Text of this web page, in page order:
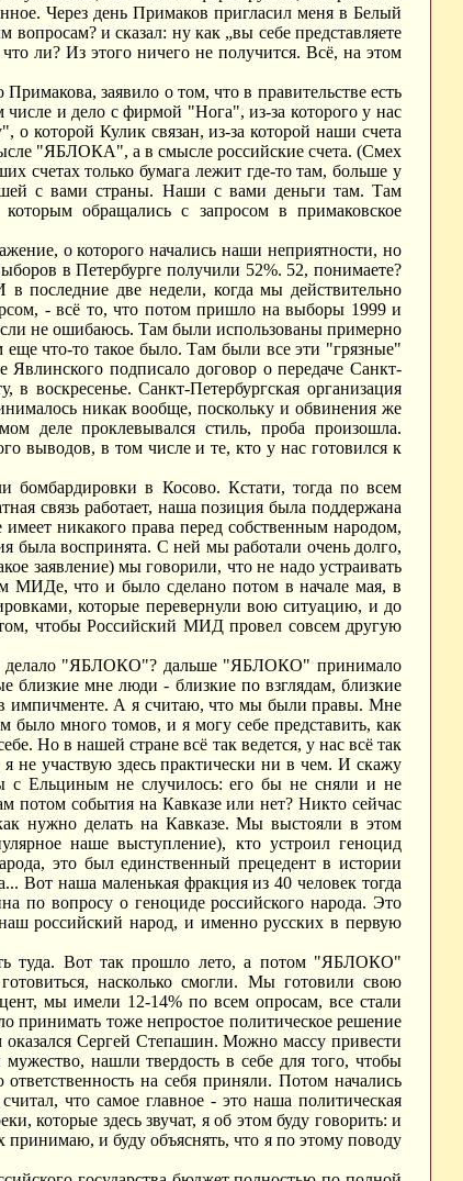
Через день Примаков пригласил меня в Белый
и сказал: ну как „вы себе представляете
ли? Из этого ничего не получится. Всё, на этом
заявило о том, что в правительстве есть
и дело с фирмой "Нога", из-за которого у нас
которой Кулик связан, из-за которой наши счета
"ЯБЛОКА", а в смысле российские счета. (Смех
счетах только бумага лежит где-то там, больше у
с вами страны. Наши с вами деньги там. Там
обращались с запросом в примаковское
о которого начались наши неприятности, но
в Петербурге получили 52%. 52, понимаете?
две недели, когда мы действительно
- всё то, что потом пришло на выборы 1999 и
не ошибаюсь. Там были использованы примерно
что-то такое было. Там были все эти "грязные"
подписало договор о передаче Санкт-
воскресенье. Санкт-Петербургская организация
никак вообще, поскольку и обвинения же
деле проклевывался стиль, проба произошла.
выводов, в том числе и те, кто у нас готовился к
бомбардировки в Косово. Кстати, тогда по всем
связь работает, наша позиция была поддержана
никакого права перед собственным народом,
была воспринята. С ней мы работали очень долго,
заявление) мы говорили, что не надо устраивать
МИДе, что и было сделано потом в начале мая, в
которые перевернули вою ситуацию, и до
чтобы Российский МИД провел совсем другую
делало "ЯБЛОКО"? дальше "ЯБЛОКО" принимало
мне люди - близкие по взглядам, близкие
в импичменте. А я считаю, что мы были правы. Мне
было много томов, и я могу себе представить, как
Но в нашей стране всё так ведется, у нас всё так
не участвую здесь практически ни в чем. И скажу
с Ельциным не случилось: его бы не сняли и не
потом события на Кавказе или нет? Никто сейчас
нужно делать на Кавказе. Мы выстояли в этом
наше выступление), кто устроил геноцид
это был единственный прецедент в истории
Вот наша маленькая фракция из 40 человек тогда
по вопросу о геноциде российского народа. Это
российский народ, и именно русских в первую
туда. Вот так прошло лето, а потом "ЯБЛОКО"
насколько смогли. Мы готовили свою
мы имели 12-14% по всем опросам, все стали
принимать тоже непростое политическое решение
Сергей Степашин. Можно массу привести
нашли твердость в себе для того, чтобы
на себя приняли. Потом начались
что самое главное - это наша политическая
которые здесь звучат, я об этом буду говорить: и
и буду объяснять, что я по этому поводу